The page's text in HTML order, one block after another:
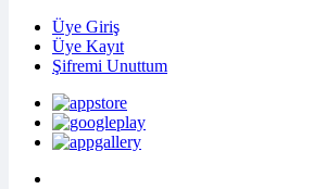
Üye Giriş
Üye Kayıt
Şifremi Unuttum